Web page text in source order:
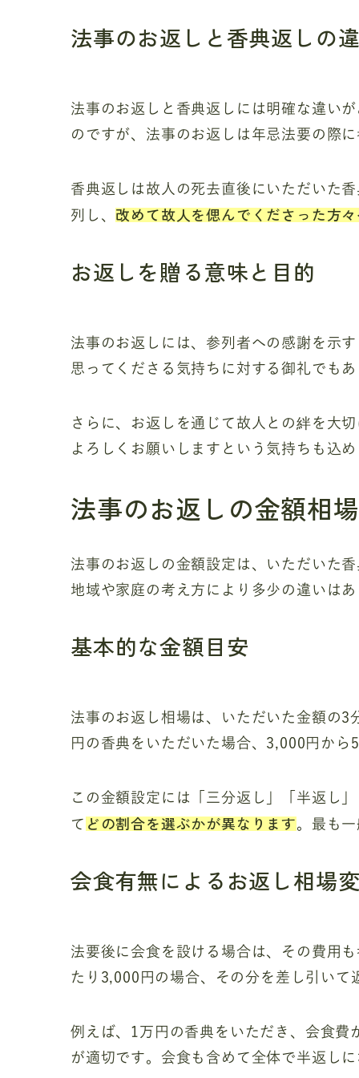
法事のお返しと香典返しの
法事のお返しと香典返しには明確な違い
のですが、法事のお返しは年忌法要の際
香典返しは故人の死去直後にいただいた
列し、 改めて故人を偲んでくださった方
お返しを贈る意味と目的
法事のお返しには、参列者への感謝を示
思ってくださる気持ちに対する御礼でも
さらに、お返しを通じて故人との絆を大
よろしくお願いしますという気持ちも込
法事のお返しの金額相
法事のお返しの金額設定は、いただいた
地域や家庭の考え方により多少の違いは
基本的な金額目安
法事のお返し相場は、いただいた金額の
円の香典をいただいた場合、3,000円か
この金額設定には「三分返し」「半返し
てどの割合を選ぶかが異なります。最も
会食有無によるお返し相場
法要後に会食を設ける場合は、その費用
たり3,000円の場合、その分を差し引いて
例えば、1万円の香典をいただき、会食
が適切です。会食も含めて全体で半返し